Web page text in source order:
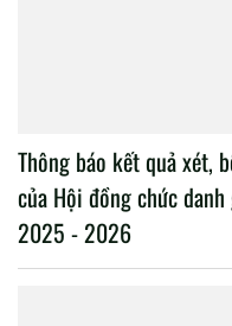
Thông báo kết quả xét,
của Hội đồng chức
2025 - 2026